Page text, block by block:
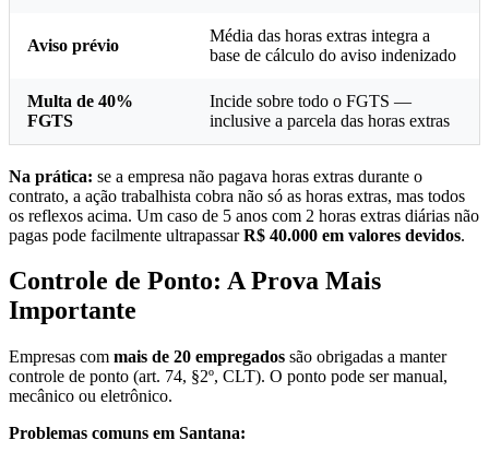
Aviso prévio
Média das horas extras integra a
base de cálculo do aviso indenizado
Multa de 40%
FGTS
Incide sobre todo o FGTS —
inclusive a parcela das horas extras
Na prática: se a empresa não pagava horas extras durante o
contrato, a ação trabalhista cobra não só as horas extras, mas todos
os reflexos acima. Um caso de 5 anos com 2 horas extras diárias não
pagas pode facilmente ultrapassarR$ 40.000 em valores devidos.
Controle de Ponto: A Prova Mais
Importante
Empresas com mais de 20 empregados são obrigadas a manter
controle de ponto (art. 74, §2º, CLT). O ponto pode ser manual,
mecânico ou eletrônico.
Problemas comuns em Santana: